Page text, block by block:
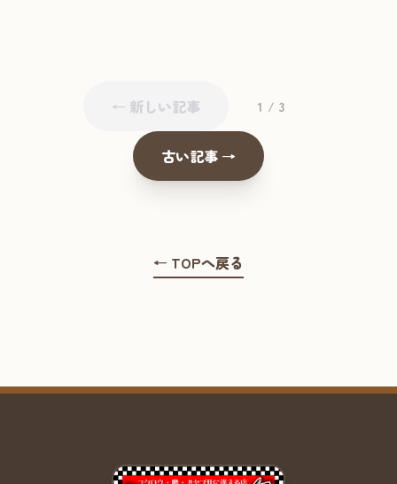
← 新しい記事 1 / 3
古い記事 →
← TOPへ戻る